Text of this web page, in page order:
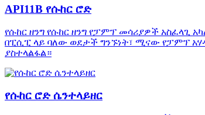
API11B የሱከር ሮድ
የሱከር ዘንግ የሱከር ዘንግ የፓምፕ መሳሪያዎች አስፈላጊ
በፒሲፒ ላይ ባለው ወደታች ግንኙነት፣ ሚናው የፓምፕ
ያስተላልፋል።
የሱከር ሮድ ሴንተላይዘር